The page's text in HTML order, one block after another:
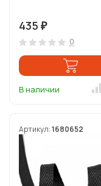
435 ₽
0
В наличии
Артикул:1680652